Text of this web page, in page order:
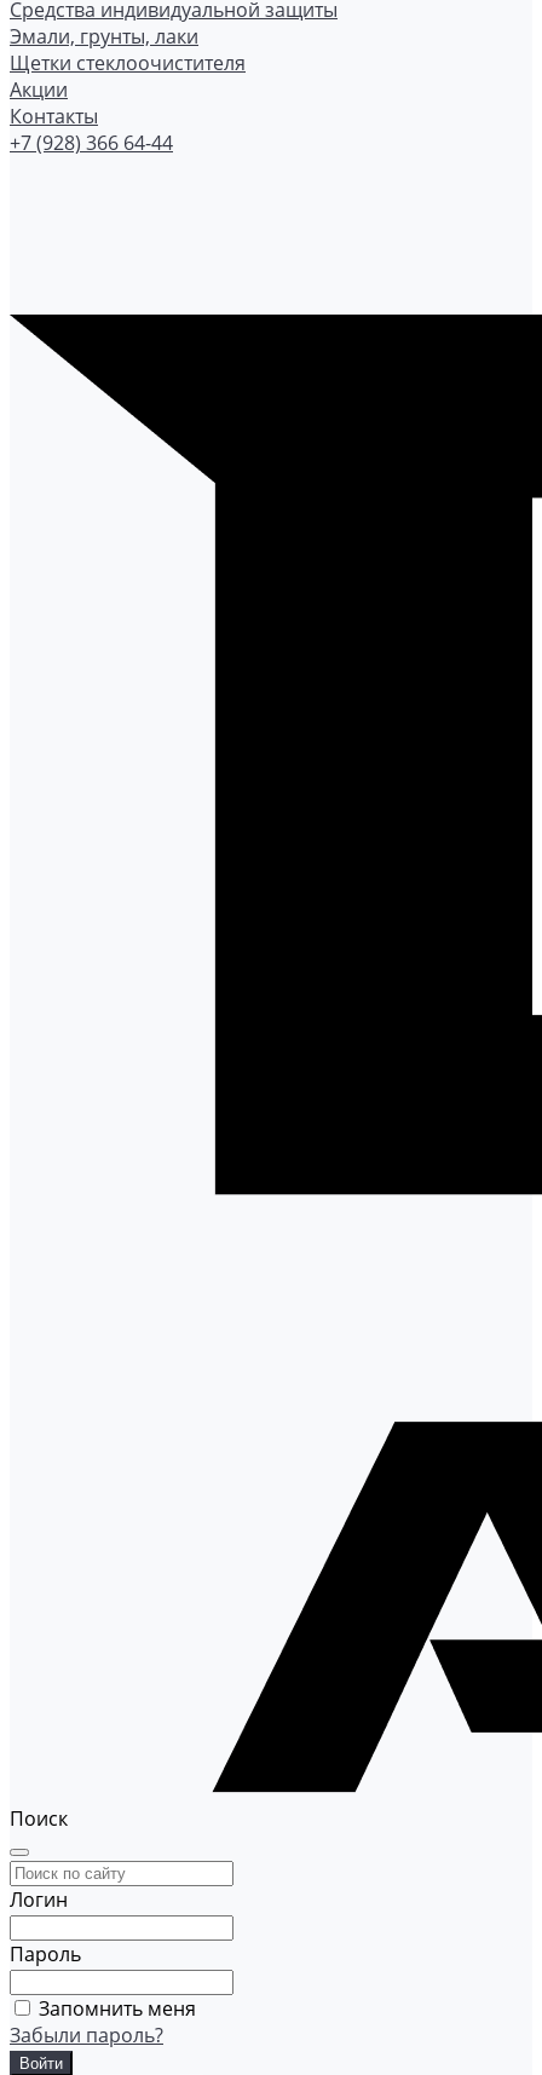
Средства индивидуальной защиты
Эмали, грунты, лаки
Щетки стеклоочистителя
Акции
Контакты
+7 (928) 366 64-44
Поиск
Логин
Пароль
Запомнить меня
Забыли пароль?